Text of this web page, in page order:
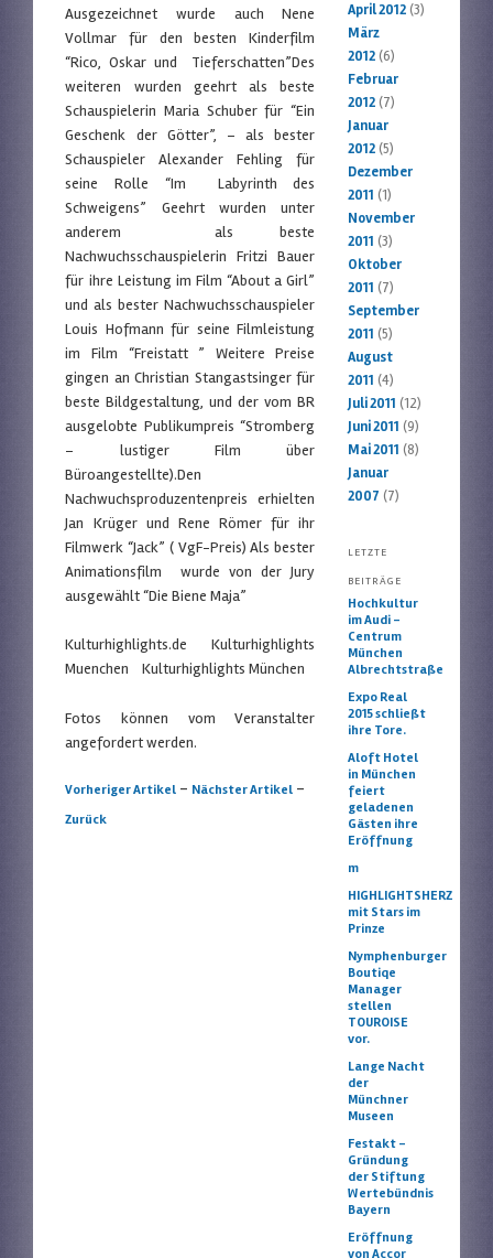
Ausgezeichnet wurde auch Nene
Vollmar für den besten Kinderfilm
“Rico, Oskar und Tieferschatten”Des
weiteren wurden geehrt als beste
Schauspielerin Maria Schuber für “Ein
Geschenk der Götter”, – als bester
Schauspieler Alexander Fehling für
seine Rolle “Im Labyrinth des
Schweigens” Geehrt wurden unter
anderem als beste
Nachwuchsschauspielerin Fritzi Bauer
für ihre Leistung im Film “About a Girl”
und als bester Nachwuchsschauspieler
Louis Hofmann für seine Filmleistung
im Film “Freistatt ” Weitere Preise
gingen an Christian Stangastsinger für
beste Bildgestaltung, und der vom BR
ausgelobte Publikumpreis “Stromberg
– lustiger Film über
Büroangestellte).Den
Nachwuchsproduzentenpreis erhielten
Jan Krüger und Rene Römer für ihr
Filmwerk “Jack” ( VgF-Preis) Als bester
Animationsfilm wurde von der Jury
ausgewählt “Die Biene Maja”
Kulturhighlights.de Kulturhighlights
Muenchen Kulturhighlights München
Fotos können vom Veranstalter
angefordert werden.
Artikelnavigation
Vorheriger Artikel - Nächster Artikel -
Zurück
April 2012(3)
März
2012(6)
Februar
2012(7)
Januar
2012(5)
Dezember
2011 (1)
November
2011 (3)
Oktober
2011 (7)
September
2011 (5)
August
2011 (4)
Juli 2011 (12)
Juni 2011 (9)
Mai 2011 (8)
Januar
2007 (7)
LETZTE
BEITRÄGE
Hochkultur
im Audi –
Centrum
München
Albrechtstraße
Expo Real
2015 schließt
ihre Tore.
Aloft Hotel
in München
feiert
geladenen
Gästen ihre
Eröffnung
m
HIGHLIGHTSHERZ
mit Stars im
Prinze
Nymphenburger
Boutiqe
Manager
stellen
TOUROISE
vor.
Lange Nacht
der
Münchner
Museen
Festakt –
Gründung
der Stiftung
Wertebündnis
Bayern
Eröffnung
von Accor